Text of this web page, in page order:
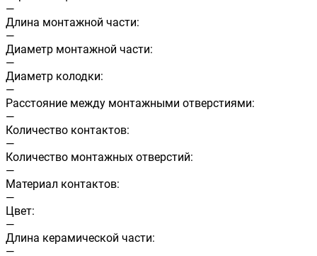
—
Длина монтажной части:
—
Диаметр монтажной части:
—
Диаметр колодки:
—
Расстояние между монтажными отверстиями:
—
Количество контактов:
—
Количество монтажных отверстий:
—
Материал контактов:
—
Цвет:
—
Длина керамической части:
—